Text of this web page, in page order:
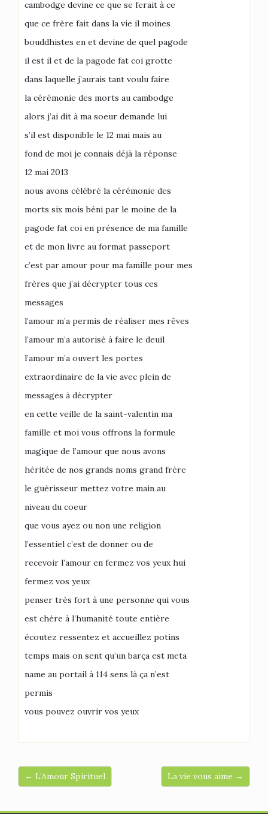
cambodge devine ce que se ferait à ce
que ce frère fait dans la vie il moines
bouddhistes en et devine de quel pagode
il est il et de la pagode fat coi grotte
dans laquelle j’aurais tant voulu faire
la cérémonie des morts au cambodge
alors j’ai dit à ma soeur demande lui
s’il est disponible le 12 mai mais au
fond de moi je connais déjà la réponse
12 mai 2013
nous avons célébré la cérémonie des
morts six mois béni par le moine de la
pagode fat coi en présence de ma famille
et de mon livre au format passeport
c’est par amour pour ma famille pour mes
frères que j’ai décrypter tous ces
messages
l’amour m’a permis de réaliser mes rêves
l’amour m’a autorisé à faire le deuil
l’amour m’a ouvert les portes
extraordinaire de la vie avec plein de
messages à décrypter
en cette veille de la saint-valentin ma
famille et moi vous offrons la formule
magique de l’amour que nous avons
héritée de nos grands noms grand frère
le guérisseur mettez votre main au
niveau du coeur
que vous ayez ou non une religion
l’essentiel c’est de donner ou de
recevoir l’amour en fermez vos yeux hui
fermez vos yeux
penser très fort à une personne qui vous
est chère à l’humanité toute entière
écoutez ressentez et accueillez potins
temps mais on sent qu’un barça est meta
name au portail à 114 sens là ça n’est
permis
vous pouvez ouvrir vos yeux
← L’Amour Spirituel La vie vous aime →